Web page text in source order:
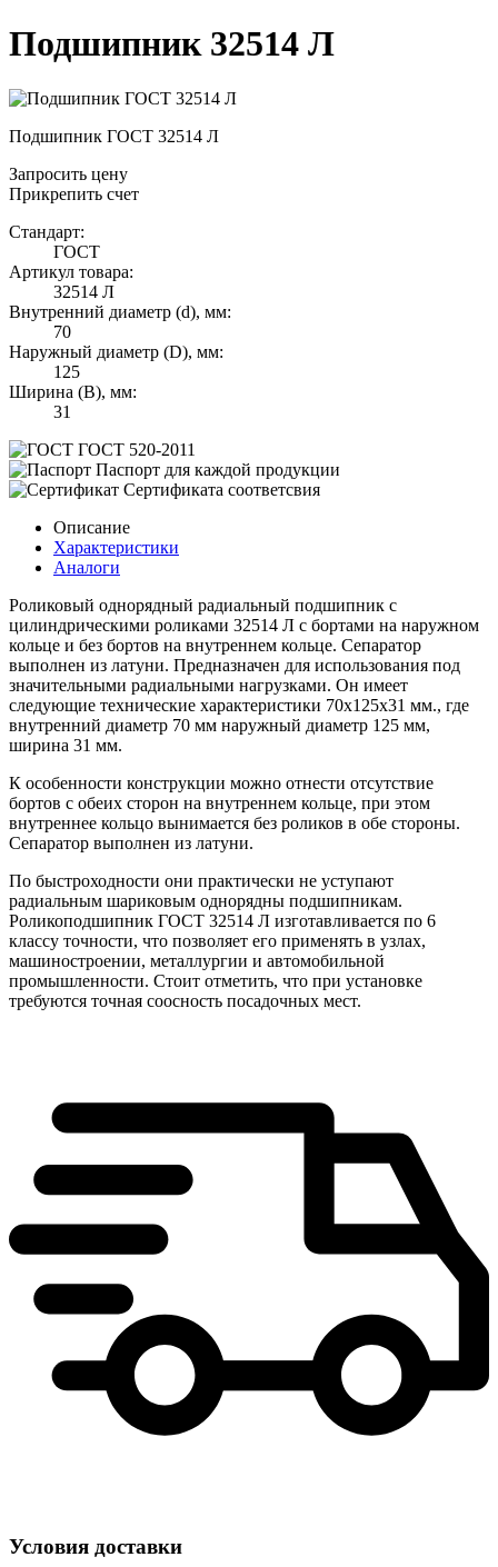
Подшипник 32514 Л
Подшипник ГОСТ 32514 Л
Запросить цену
Прикрепить счет
Стандарт:
ГОСТ
Артикул товара:
32514 Л
Внутренний диаметр (d), мм:
70
Наружный диаметр (D), мм:
125
Ширина (B), мм:
31
ГОСТ 520-2011
Паспорт для каждой продукции
Сертификата соответсвия
Описание
Характеристики
Аналоги
Роликовый однорядный радиальный подшипник с
цилиндрическими роликами 32514 Л с бортами на наружном
кольце и без бортов на внутреннем кольце. Сепаратор
выполнен из латуни. Предназначен для использования под
значительными радиальными нагрузками. Он имеет
следующие технические характеристики 70x125x31 мм., где
внутренний диаметр 70 мм наружный диаметр 125 мм,
ширина 31 мм.
К особенности конструкции можно отнести отсутствие
бортов с обеих сторон на внутреннем кольце, при этом
внутреннее кольцо вынимается без роликов в обе стороны.
Сепаратор выполнен из латуни.
По быстроходности они практически не уступают
радиальным шариковым однорядны подшипникам.
Роликоподшипник ГОСТ 32514 Л изготавливается по 6
классу точности, что позволяет его применять в узлах,
машиностроении, металлургии и автомобильной
промышленности. Стоит отметить, что при установке
требуются точная соосность посадочных мест.
Условия доставки